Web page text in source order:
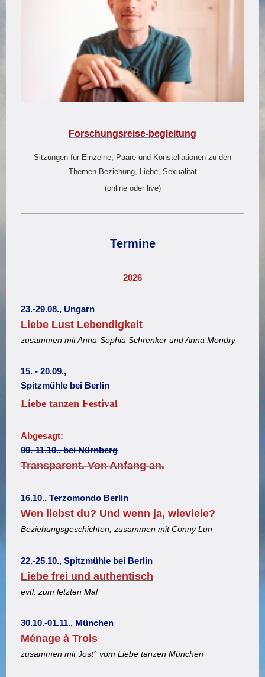
Forschungsreise-begleitung
Sitzungen für Einzelne, Paare und Konstellationen zu den
Themen Beziehung, Liebe, Sexualität
(online oder live)
Termine
2026
23.-29.08., Ungarn
Liebe Lust Lebendigkeit
zusammen mit Anna-Sophia Schrenker und Anna Mondry
15. - 20.09.,
Spitzmühle bei Berlin
Liebe tanzen Festival
Abgesagt:
09.-11.10., bei Nürnberg
Transparent. Von Anfang an.
16.10., Terzomondo Berlin
Wen liebst du? Und wenn ja, wieviele?
Beziehungsgeschichten, zusammen mit Conny Lun
22.-25.10., Spitzmühle bei Berlin
Liebe frei und authentisch
evtl. zum letzten Mal
30.10.-01.11., München
Ménage à Trois
zusammen mit Jost° vom Liebe tanzen München